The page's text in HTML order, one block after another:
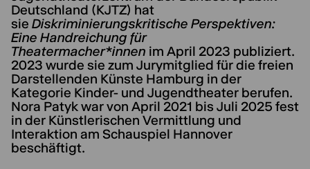
Deutschland (KJTZ) hat
sie Diskriminierungskritische Perspektiven:
Eine Handreichung für
Theatermacher*innen im April 2023 publiziert.
2023 wurde sie zum Jurymitglied für die freien
Darstellenden Künste Hamburg in der
Kategorie Kinder- und Jugendtheater berufen.
Nora Patyk war von April 2021 bis Juli 2025 fest
in der Künstlerischen Vermittlung und
Interaktion am Schauspiel Hannover
beschäftigt.